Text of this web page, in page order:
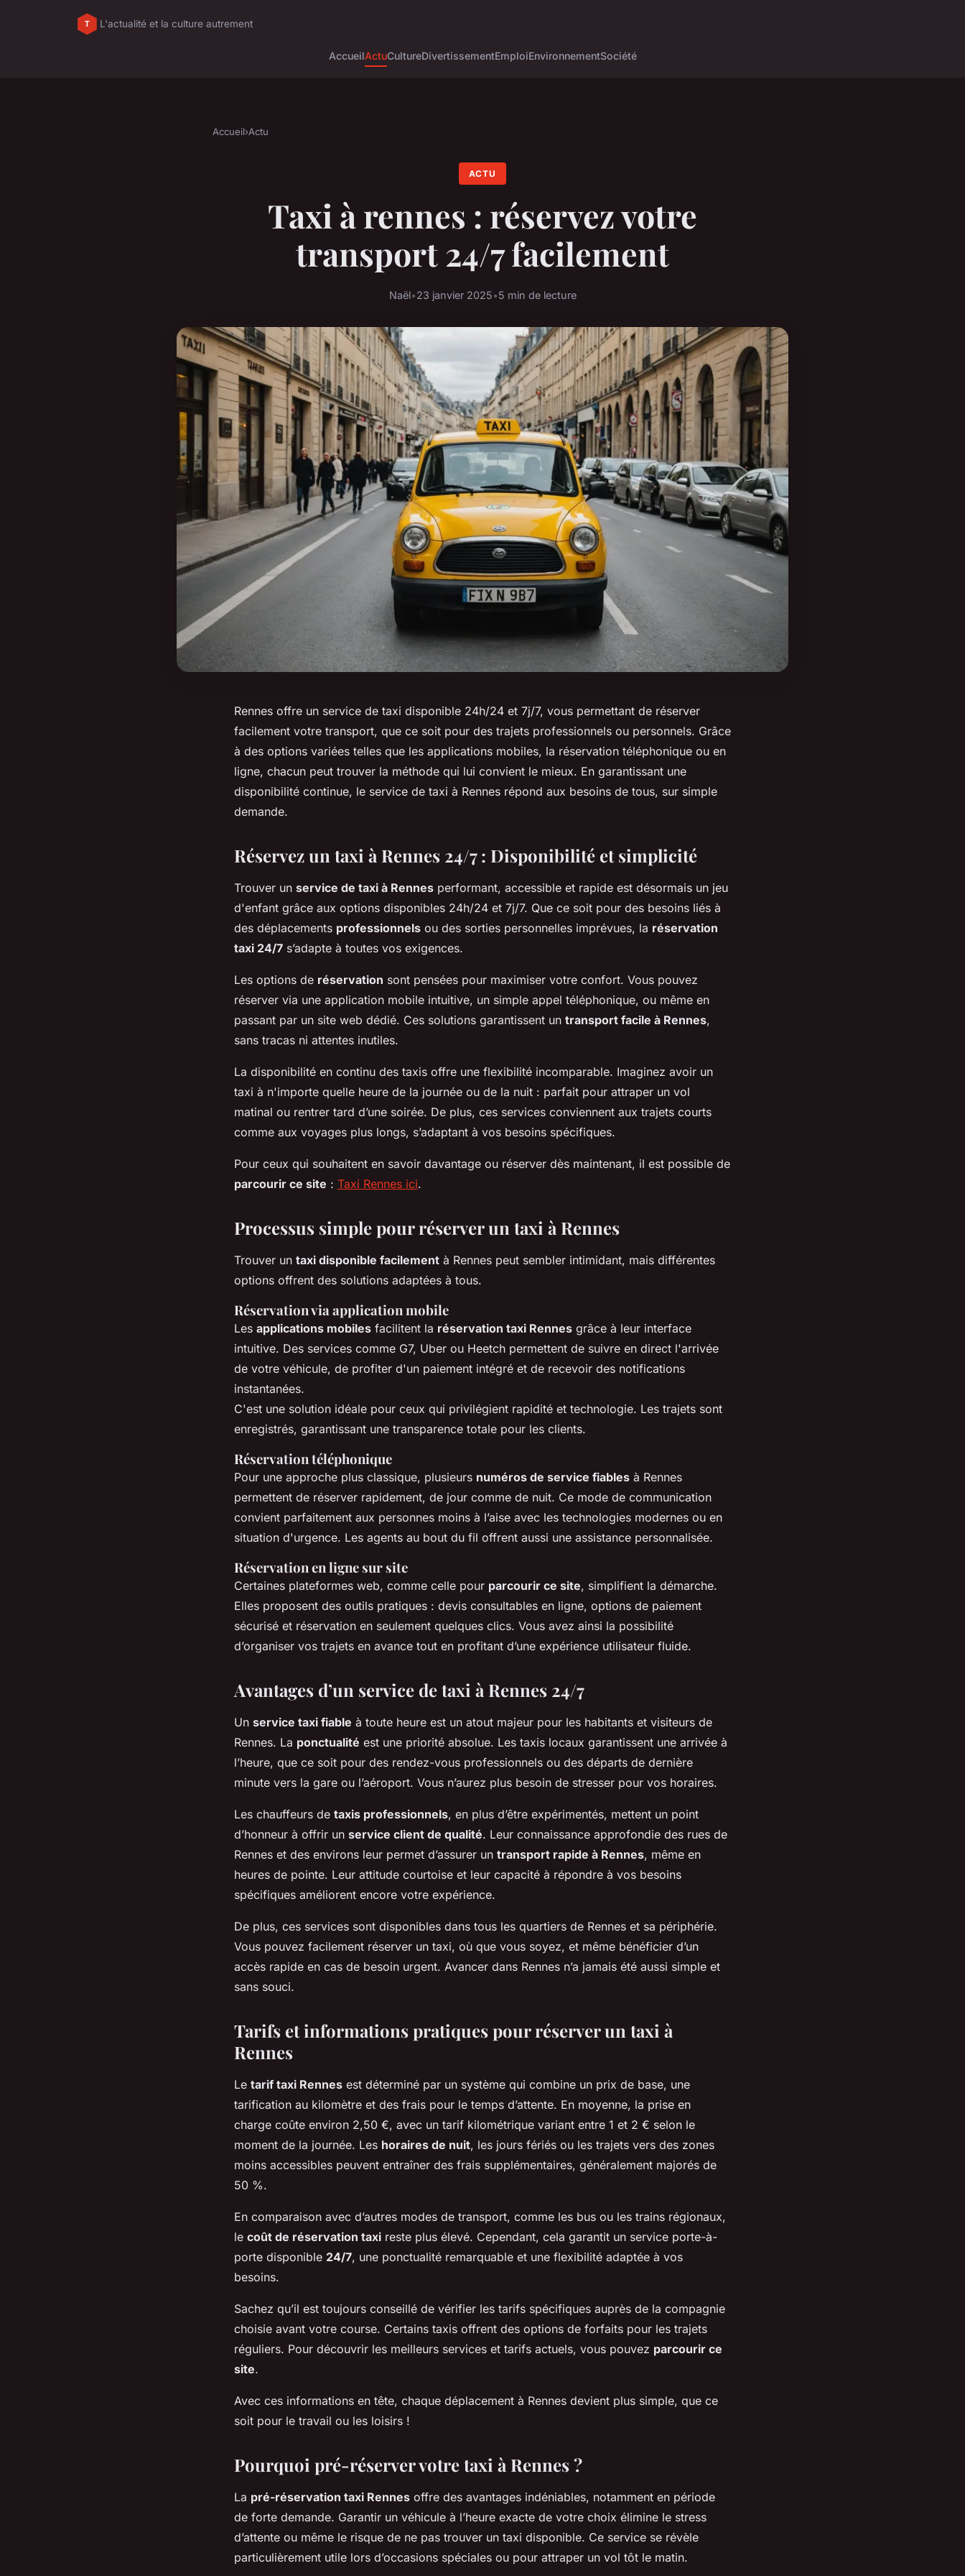
L'actualité et la culture autrement
AccueilActuCultureDivertissementEmploiEnvironnementSociété
Accueil›Actu
ACTU
Taxi à rennes : réservez votre
transport 24/7 facilement
Naël•23 janvier 2025•5 min de lecture
Rennes offre un service de taxi disponible 24h/24 et 7j/7, vous permettant de réserver
facilement votre transport, que ce soit pour des trajets professionnels ou personnels. Grâce
à des options variées telles que les applications mobiles, la réservation téléphonique ou en
ligne, chacun peut trouver la méthode qui lui convient le mieux. En garantissant une
disponibilité continue, le service de taxi à Rennes répond aux besoins de tous, sur simple
demande.
Réservez un taxi à Rennes 24/7 : Disponibilité et simplicité
Trouver un service de taxi à Rennes performant, accessible et rapide est désormais un jeu
d'enfant grâce aux options disponibles 24h/24 et 7j/7. Que ce soit pour des besoins liés à
des déplacements professionnels ou des sorties personnelles imprévues, la réservation
taxi 24/7 s’adapte à toutes vos exigences.
Les options de réservation sont pensées pour maximiser votre confort. Vous pouvez
réserver via une application mobile intuitive, un simple appel téléphonique, ou même en
passant par un site web dédié. Ces solutions garantissent un transport facile à Rennes,
sans tracas ni attentes inutiles.
La disponibilité en continu des taxis offre une flexibilité incomparable. Imaginez avoir un
taxi à n'importe quelle heure de la journée ou de la nuit : parfait pour attraper un vol
matinal ou rentrer tard d’une soirée. De plus, ces services conviennent aux trajets courts
comme aux voyages plus longs, s’adaptant à vos besoins spécifiques.
Pour ceux qui souhaitent en savoir davantage ou réserver dès maintenant, il est possible de
parcourir ce site : Taxi Rennes ici.
Processus simple pour réserver un taxi à Rennes
Trouver un taxi disponible facilement à Rennes peut sembler intimidant, mais différentes
options offrent des solutions adaptées à tous.
Réservation via application mobile
Les applications mobiles facilitent la réservation taxi Rennes grâce à leur interface
intuitive. Des services comme G7, Uber ou Heetch permettent de suivre en direct l'arrivée
de votre véhicule, de profiter d'un paiement intégré et de recevoir des notifications
instantanées.
C'est une solution idéale pour ceux qui privilégient rapidité et technologie. Les trajets sont
enregistrés, garantissant une transparence totale pour les clients.
Réservation téléphonique
Pour une approche plus classique, plusieurs numéros de service fiables à Rennes
permettent de réserver rapidement, de jour comme de nuit. Ce mode de communication
convient parfaitement aux personnes moins à l’aise avec les technologies modernes ou en
situation d'urgence. Les agents au bout du fil offrent aussi une assistance personnalisée.
Réservation en ligne sur site
Certaines plateformes web, comme celle pour parcourir ce site, simplifient la démarche.
Elles proposent des outils pratiques : devis consultables en ligne, options de paiement
sécurisé et réservation en seulement quelques clics. Vous avez ainsi la possibilité
d’organiser vos trajets en avance tout en profitant d’une expérience utilisateur fluide.
Avantages d’un service de taxi à Rennes 24/7
Un service taxi fiable à toute heure est un atout majeur pour les habitants et visiteurs de
Rennes. La ponctualité est une priorité absolue. Les taxis locaux garantissent une arrivée à
l’heure, que ce soit pour des rendez-vous professionnels ou des départs de dernière
minute vers la gare ou l’aéroport. Vous n’aurez plus besoin de stresser pour vos horaires.
Les chauffeurs de taxis professionnels, en plus d’être expérimentés, mettent un point
d’honneur à offrir un service client de qualité. Leur connaissance approfondie des rues de
Rennes et des environs leur permet d’assurer un transport rapide à Rennes, même en
heures de pointe. Leur attitude courtoise et leur capacité à répondre à vos besoins
spécifiques améliorent encore votre expérience.
De plus, ces services sont disponibles dans tous les quartiers de Rennes et sa périphérie.
Vous pouvez facilement réserver un taxi, où que vous soyez, et même bénéficier d’un
accès rapide en cas de besoin urgent. Avancer dans Rennes n’a jamais été aussi simple et
sans souci.
Tarifs et informations pratiques pour réserver un taxi à
Rennes
Le tarif taxi Rennes est déterminé par un système qui combine un prix de base, une
tarification au kilomètre et des frais pour le temps d’attente. En moyenne, la prise en
charge coûte environ 2,50 €, avec un tarif kilométrique variant entre 1 et 2 € selon le
moment de la journée. Les horaires de nuit, les jours fériés ou les trajets vers des zones
moins accessibles peuvent entraîner des frais supplémentaires, généralement majorés de
50 %.
En comparaison avec d’autres modes de transport, comme les bus ou les trains régionaux,
le coût de réservation taxi reste plus élevé. Cependant, cela garantit un service porte-à-
porte disponible 24/7, une ponctualité remarquable et une flexibilité adaptée à vos
besoins.
Sachez qu’il est toujours conseillé de vérifier les tarifs spécifiques auprès de la compagnie
choisie avant votre course. Certains taxis offrent des options de forfaits pour les trajets
réguliers. Pour découvrir les meilleurs services et tarifs actuels, vous pouvez parcourir ce
site.
Avec ces informations en tête, chaque déplacement à Rennes devient plus simple, que ce
soit pour le travail ou les loisirs !
Pourquoi pré-réserver votre taxi à Rennes ?
La pré-réservation taxi Rennes offre des avantages indéniables, notamment en période
de forte demande. Garantir un véhicule à l’heure exacte de votre choix élimine le stress
d’attente ou même le risque de ne pas trouver un taxi disponible. Ce service se révèle
particulièrement utile lors d’occasions spéciales ou pour attraper un vol tôt le matin.